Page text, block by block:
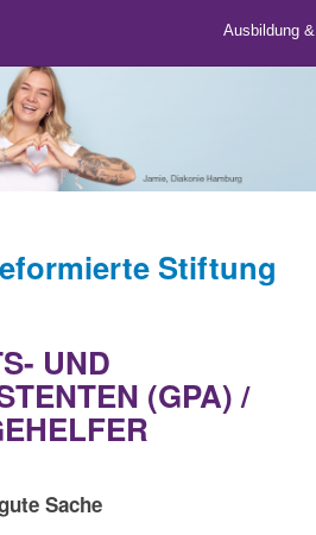
Ausbildung
Stiftung
UND
(GPA) /
Sache